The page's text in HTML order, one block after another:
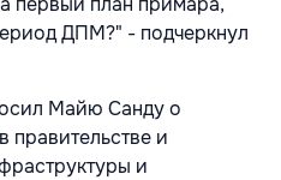
ДПМ?" - подчеркнул
Майю Санду о
правительстве и
и